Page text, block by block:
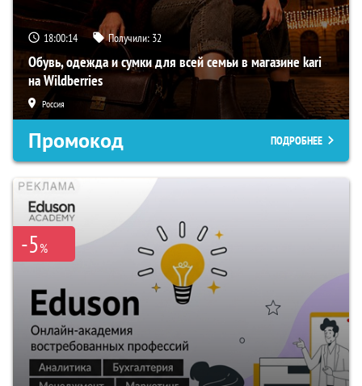
18:00:13 Получили: 32
Обувь, одежда и сумки для всей семьи в магазине kari
на Wildberries
Россия
Промокод ПОДРОБНЕЕ
-5%